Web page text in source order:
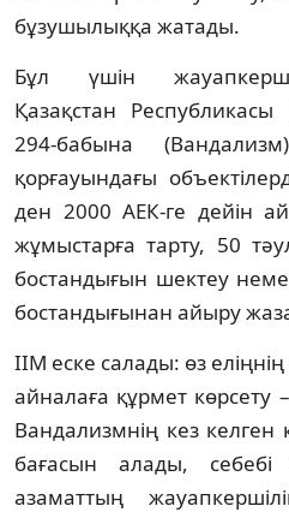
бұзушылыққа жатады.
Бұл үшін
Қазақстан Республикасы
294-бабына
қорғауындағы
ден 2000 АЕК-ге дейін
жұмыстарға тарту, 50
бостандығын шектеу
бостандығынан айыру
ІІМ еске салады: өз
айналаға құрмет көрсету
Вандализмнің кез келген
бағасын алады,
азаматтың